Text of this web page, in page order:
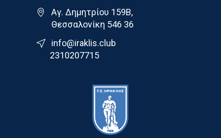
Αγ. Δημητρίου 159Β,
Θεσσαλονίκη 546 36
info@iraklis.club
2310207715